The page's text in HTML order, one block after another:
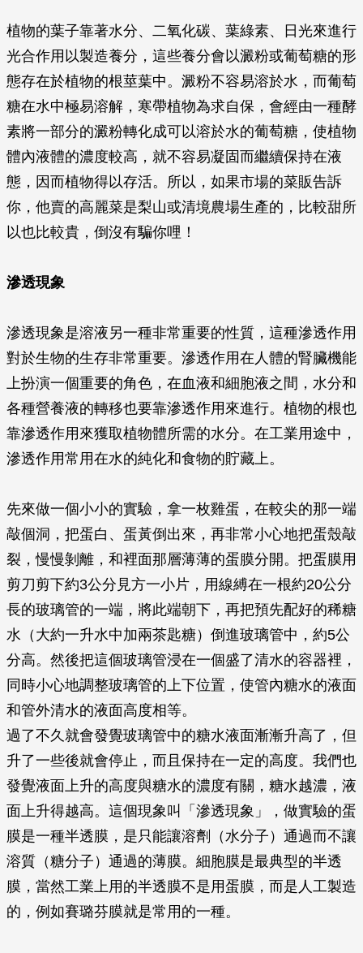
植物的葉子靠著水分、二氧化碳、葉綠素、日光來進行
光合作用以製造養分，這些養分會以澱粉或葡萄糖的形
態存在於植物的根莖葉中。澱粉不容易溶於水，而葡萄
糖在水中極易溶解，寒帶植物為求自保，會經由一種酵
素將一部分的澱粉轉化成可以溶於水的葡萄糖，使植物
體內液體的濃度較高，就不容易凝固而繼續保持在液
態，因而植物得以存活。所以，如果市場的菜販告訴
你，他賣的高麗菜是梨山或清境農場生產的，比較甜所
以也比較貴，倒沒有騙你哩！
滲透現象
滲透現象是溶液另一種非常重要的性質，這種滲透作用
對於生物的生存非常重要。滲透作用在人體的腎臟機能
上扮演一個重要的角色，在血液和細胞液之間，水分和
各種營養液的轉移也要靠滲透作用來進行。植物的根也
靠滲透作用來獲取植物體所需的水分。在工業用途中，
滲透作用常用在水的純化和食物的貯藏上。
先來做一個小小的實驗，拿一枚雞蛋，在較尖的那一端
敲個洞，把蛋白、蛋黃倒出來，再非常小心地把蛋殼敲
裂，慢慢剝離，和裡面那層薄薄的蛋膜分開。把蛋膜用
剪刀剪下約3公分見方一小片，用線縛在一根約20公分
長的玻璃管的一端，將此端朝下，再把預先配好的稀糖
水（大約一升水中加兩茶匙糖）倒進玻璃管中，約5公
分高。然後把這個玻璃管浸在一個盛了清水的容器裡，
同時小心地調整玻璃管的上下位置，使管內糖水的液面
和管外清水的液面高度相等。
過了不久就會發覺玻璃管中的糖水液面漸漸升高了，但
升了一些後就會停止，而且保持在一定的高度。我們也
發覺液面上升的高度與糖水的濃度有關，糖水越濃，液
面上升得越高。這個現象叫「滲透現象」，做實驗的蛋
膜是一種半透膜，是只能讓溶劑（水分子）通過而不讓
溶質（糖分子）通過的薄膜。細胞膜是最典型的半透
膜，當然工業上用的半透膜不是用蛋膜，而是人工製造
的，例如賽璐芬膜就是常用的一種。